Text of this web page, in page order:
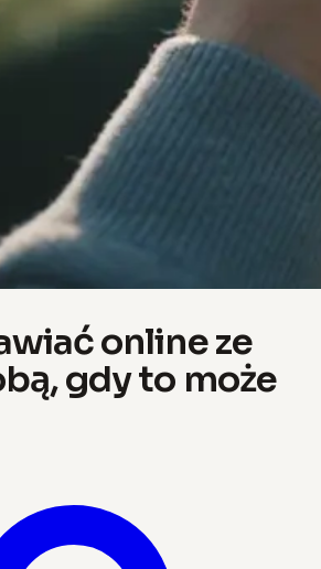
online ze
gdy to może